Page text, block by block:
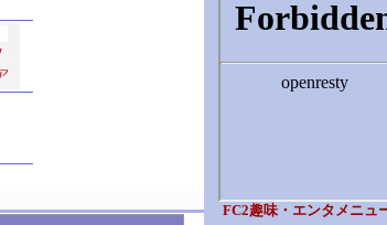
FC2趣味・エンタメニュ